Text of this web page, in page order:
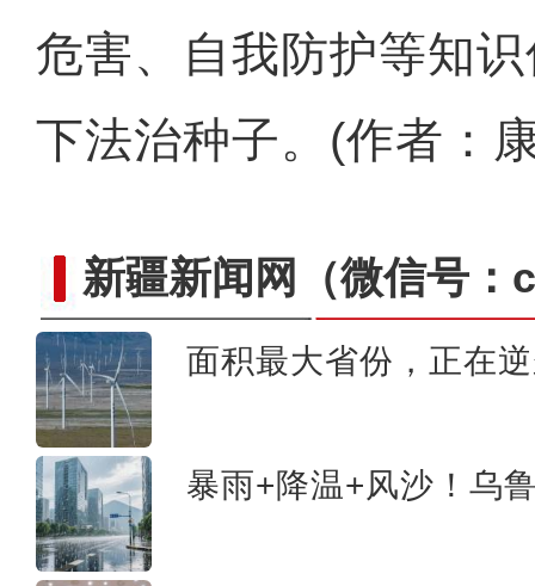
危害、自我防护等知
下法治种子。(作者：
新疆新闻网 （微信号
面积最大省份，正在
暴雨+降温+风沙！乌
新疆乌恰：伪装零食寄递假烟 公